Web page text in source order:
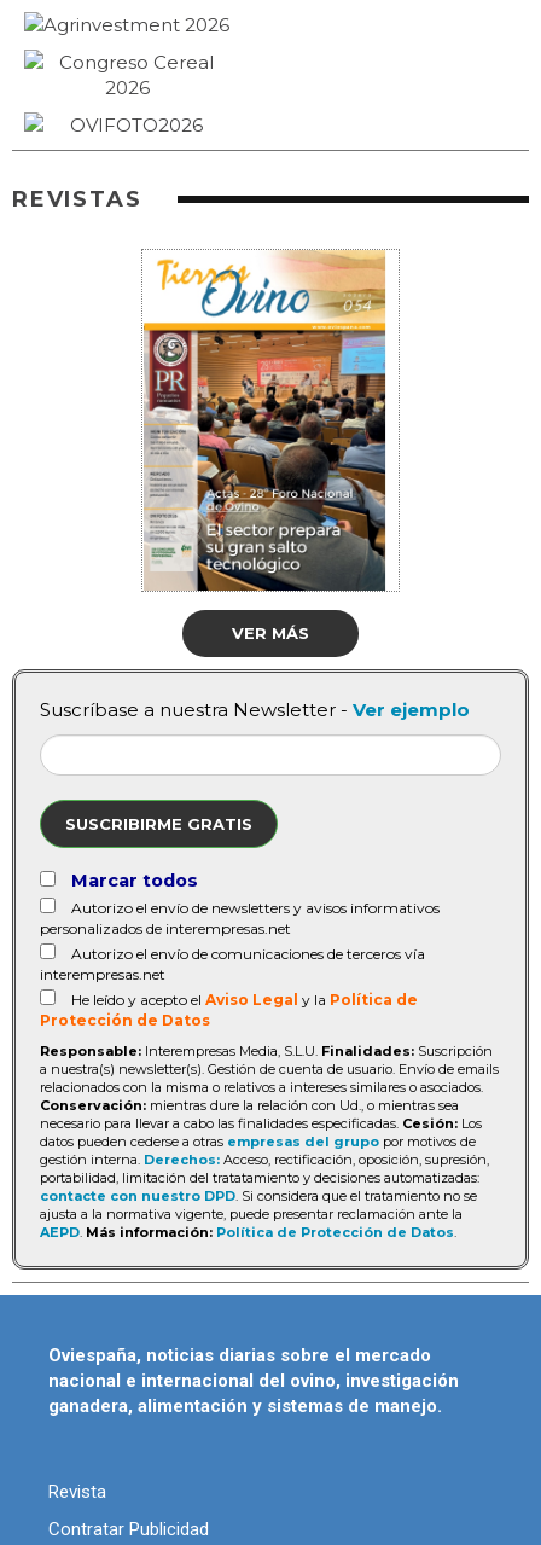
REVISTAS
VER MÁS
Suscríbase a nuestra Newsletter - Ver ejemplo
SUSCRIBIRME GRATIS
Marcar todos
Autorizo el envío de newsletters y avisos informativos
personalizados de interempresas.net
Autorizo el envío de comunicaciones de terceros vía
interempresas.net
He leído y acepto el Aviso Legal y la Política de
Protección de Datos
Responsable: Interempresas Media, S.L.U. Finalidades: Suscripción
a nuestra(s) newsletter(s). Gestión de cuenta de usuario. Envío de emails
relacionados con la misma o relativos a intereses similares o asociados.
Conservación: mientras dure la relación con Ud., o mientras sea
necesario para llevar a cabo las finalidades especificadas. Cesión: Los
datos pueden cederse a otras empresas del grupo por motivos de
gestión interna. Derechos: Acceso, rectificación, oposición, supresión,
portabilidad, limitación del tratatamiento y decisiones automatizadas:
contacte con nuestro DPD . Si considera que el tratamiento no se
ajusta a la normativa vigente, puede presentar reclamación ante la
AEPD Más información: Política de Protección de Datos
Oviespaña, noticias diarias sobre el mercado
nacional e internacional del ovino, investigación
ganadera, alimentación y sistemas de manejo.
Revista
Contratar Publicidad